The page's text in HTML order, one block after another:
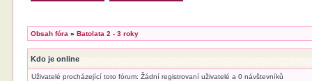
Obsah fóra »Batolata 2 - 3 roky
Kdo je online
Uživatelé procházející toto fórum: Žádní registrovaní uživatelé a 0 návštevníků